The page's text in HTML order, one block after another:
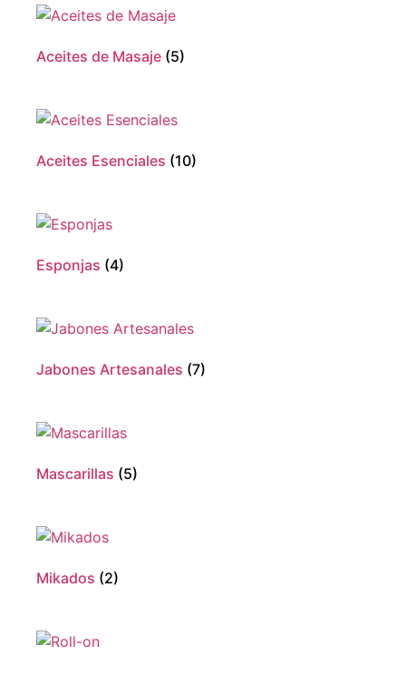
Aceites de Masaje (5)
Aceites Esenciales (10)
Esponjas (4)
Jabones Artesanales (7)
Mascarillas (5)
Mikados (2)